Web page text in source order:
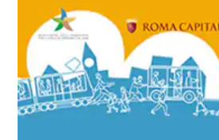
La tua cooperativa energetica
Area Soci| Aderisci a